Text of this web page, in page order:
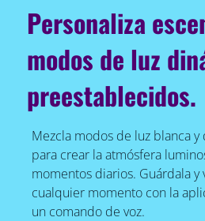
Personaliza
modos de luz
preestablecidos.
Mezcla modos de luz blanca
para crear la atmósfera
momentos diarios. Guárdala y
cualquier momento con la
un comando de voz.